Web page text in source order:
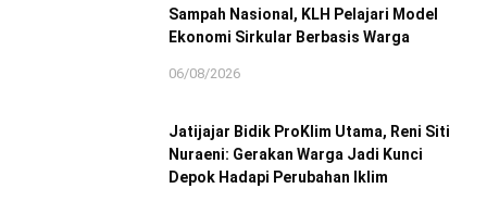
Sampah Nasional, KLH Pelajari Model
Ekonomi Sirkular Berbasis Warga
06/08/2026
Jatijajar Bidik ProKlim Utama, Reni Siti
Nuraeni: Gerakan Warga Jadi Kunci
Depok Hadapi Perubahan Iklim